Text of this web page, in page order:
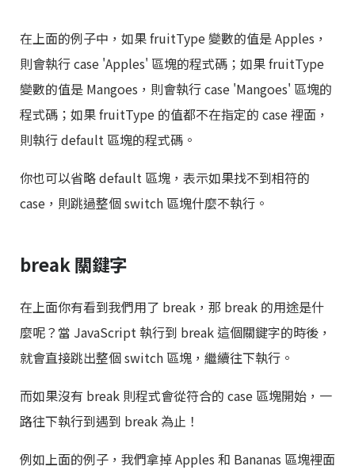
在上面的例子中，如果 fruitType 變數的值是 Apples，
則會執行 case 'Apples' 區塊的程式碼；如果 fruitType
變數的值是 Mangoes，則會執行 case 'Mangoes' 區塊的
程式碼；如果 fruitType 的值都不在指定的 case 裡面，
則執行 default 區塊的程式碼。
你也可以省略 default 區塊，表示如果找不到相符的
case，則跳過整個 switch 區塊什麼不執行。
break 關鍵字
在上面你有看到我們用了 break，那 break 的用途是什
麼呢？當 JavaScript 執行到 break 這個關鍵字的時後，
就會直接跳出整個 switch 區塊，繼續往下執行。
而如果沒有 break 則程式會從符合的 case 區塊開始，一
路往下執行到遇到 break 為止！
例如上面的例子，我們拿掉 Apples 和 Bananas 區塊裡面